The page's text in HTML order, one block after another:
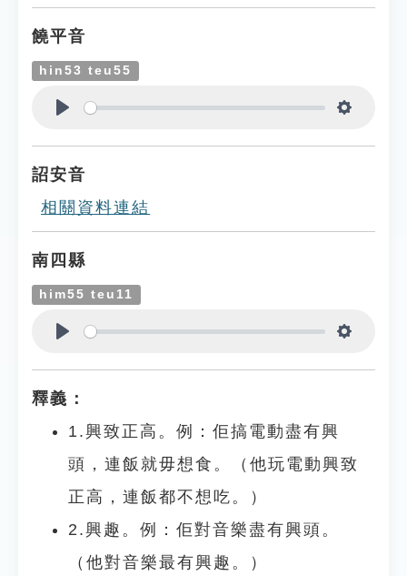
饒平音
hin53 teu55
詔安音
相關資料連結
南四縣
him55 teu11
釋義：
1.興致正高。例：佢搞電動盡有興
頭，連飯就毋想食。（他玩電動興致
正高，連飯都不想吃。）
2.興趣。例：佢對音樂盡有興頭。
（他對音樂最有興趣。）